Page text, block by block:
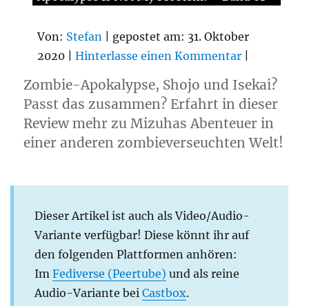
Von: Stefan | gepostet am: 31. Oktober
2020 |Hinterlasse einen Kommentar
Zombie-Apokalypse, Shojo und Isekai?
Passt das zusammen? Erfahrt in dieser
Review mehr zu Mizuhas Abenteuer in
einer anderen zombieverseuchten Welt!
Dieser Artikel ist auch als Video/Audio-
Variante verfügbar! Diese könnt ihr auf
den folgenden Plattformen anhören:
Im Fediverse (Peertube) und als reine
Audio-Variante bei Castbox.